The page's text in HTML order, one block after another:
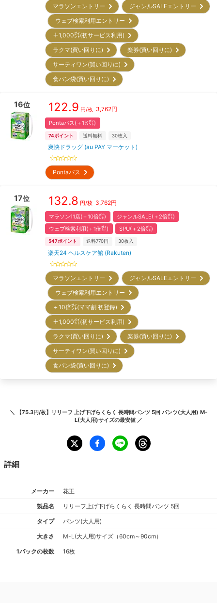
マラソンエントリー
ジャンルSALEエントリー
ウェブ検索利用エントリー
＋1,000㌽(初サービス利用)
ラクマ(買い回りに)
楽券(買い回りに)
サーティワン(買い回りに)
食パン袋(買い回りに)
16位 122.9 円/枚 3,762円
Pontaパス(＋1%㌽)
74ポイント 送料無料 30枚入
爽快ドラッグ (au PAY マーケット)
Pontaパス
17位 132.8 円/枚 3,762円
マラソン11店(＋10倍㌽)
ジャンルSALE(＋2倍㌽)
ウェブ検索利用(＋1倍㌽)
SPU(＋2倍㌽)
547ポイント 送料770円 30枚入
楽天24 ヘルスケア館 (Rakuten)
マラソンエントリー
ジャンルSALEエントリー
ウェブ検索利用エントリー
＋10倍㌽(ママ割 初登録)
＋1,000㌽(初サービス利用)
ラクマ(買い回りに)
楽券(買い回りに)
サーティワン(買い回りに)
食パン袋(買い回りに)
＼
【75.3円/枚】リリーフ 上げ下げらくらく 長時間パンツ 5回 パンツ(大人用) M-
L(大人用)サイズの最安値 ／
詳細
メーカー 花王
製品名 リリーフ上げ下げらくらく 長時間パンツ 5回
タイプ パンツ(大人用)
大きさ M-L(大人用)サイズ （60cm～90cm）
1パックの枚数 16枚